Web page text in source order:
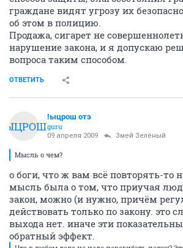
граждане видят угрозу их
об этом в полицию.
Продажа, сигарет не
нарушение закона, и я допускаю
вопроса таким способом.
ОТВЕТИТЬ
!ЫЦРОШ
!ыцрош отэ
guru
09 апреля 2009 Змей Зелёный
Мысль о чем?
о боги, что ж вам всё повторять-то
мысль была о том, что приучая
закон, можно (и нужно, причём
действовать только по закону. это
выхода нет. иначе эти
обратный эффект.